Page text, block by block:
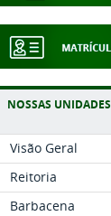
NOSSAS UNIDADES
Visão Geral
Reitoria
Barbacena